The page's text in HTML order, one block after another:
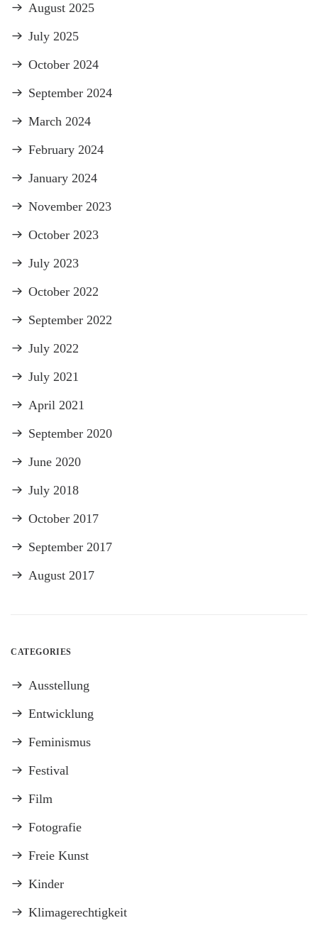
August 2025
July 2025
October 2024
September 2024
March 2024
February 2024
January 2024
November 2023
October 2023
July 2023
October 2022
September 2022
July 2022
July 2021
April 2021
September 2020
June 2020
July 2018
October 2017
September 2017
August 2017
CATEGORIES
Ausstellung
Entwicklung
Feminismus
Festival
Film
Fotografie
Freie Kunst
Kinder
Klimagerechtigkeit